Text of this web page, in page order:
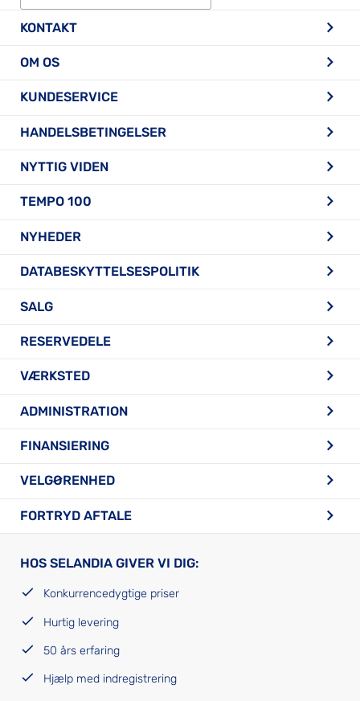
KONTAKT
OM OS
KUNDESERVICE
HANDELSBETINGELSER
NYTTIG VIDEN
TEMPO 100
NYHEDER
DATABESKYTTELSESPOLITIK
SALG
RESERVEDELE
VÆRKSTED
ADMINISTRATION
FINANSIERING
VELGØRENHED
FORTRYD AFTALE
HOS SELANDIA GIVER VI DIG:
Konkurrencedygtige priser
Hurtig levering
50 års erfaring
Hjælp med indregistrering